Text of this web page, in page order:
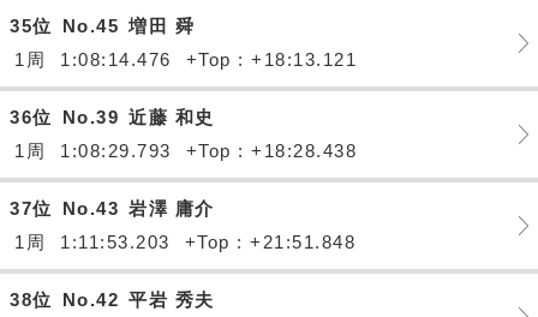
35位 No.45 増田 舜
1周
1:08:14.476 +Top : +18:13.121
36位 No.39 近藤 和史
1周
1:08:29.793 +Top : +18:28.438
37位 No.43 岩澤 庸介
1周
1:11:53.203 +Top : +21:51.848
38位 No.42 平岩 秀夫